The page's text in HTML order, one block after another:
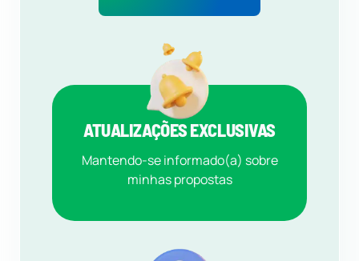
ATUALIZAÇÕES EXCLUSIVAS
Mantendo-se informado(a) sobre
minhas propostas